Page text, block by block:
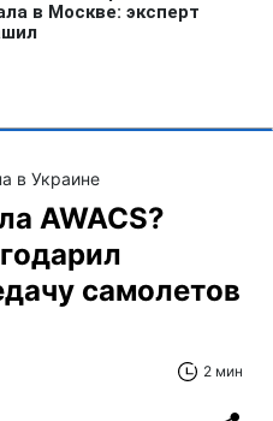
в Украине
AWACS?
самолетов
2 мин